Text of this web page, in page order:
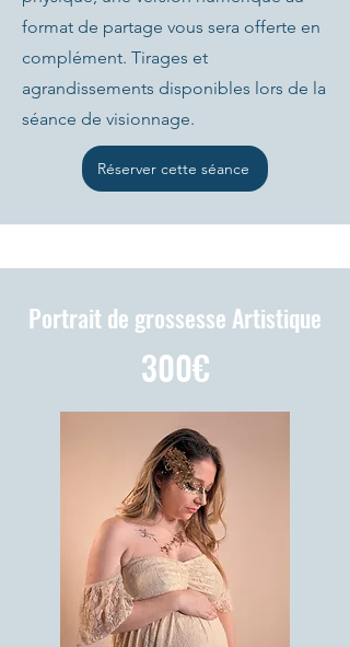
format de partage vous sera offerte en
complément. Tirages et
agrandissements disponibles lors de la
séance de visionnage.
Réserver cette séance
Portrait de grossesse Artistique
300€